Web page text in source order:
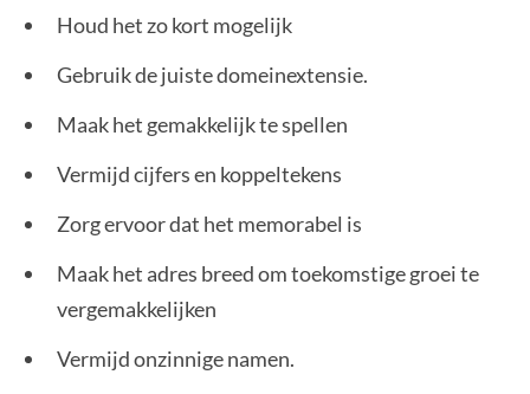
Houd het zo kort mogelijk
Gebruik de juiste domeinextensie.
Maak het gemakkelijk te spellen
Vermijd cijfers en koppeltekens
Zorg ervoor dat het memorabel is
Maak het adres breed om toekomstige groei te
vergemakkelijken
Vermijd onzinnige namen.